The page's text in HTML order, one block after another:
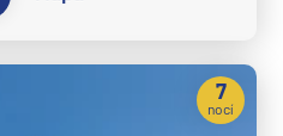
7
nocí